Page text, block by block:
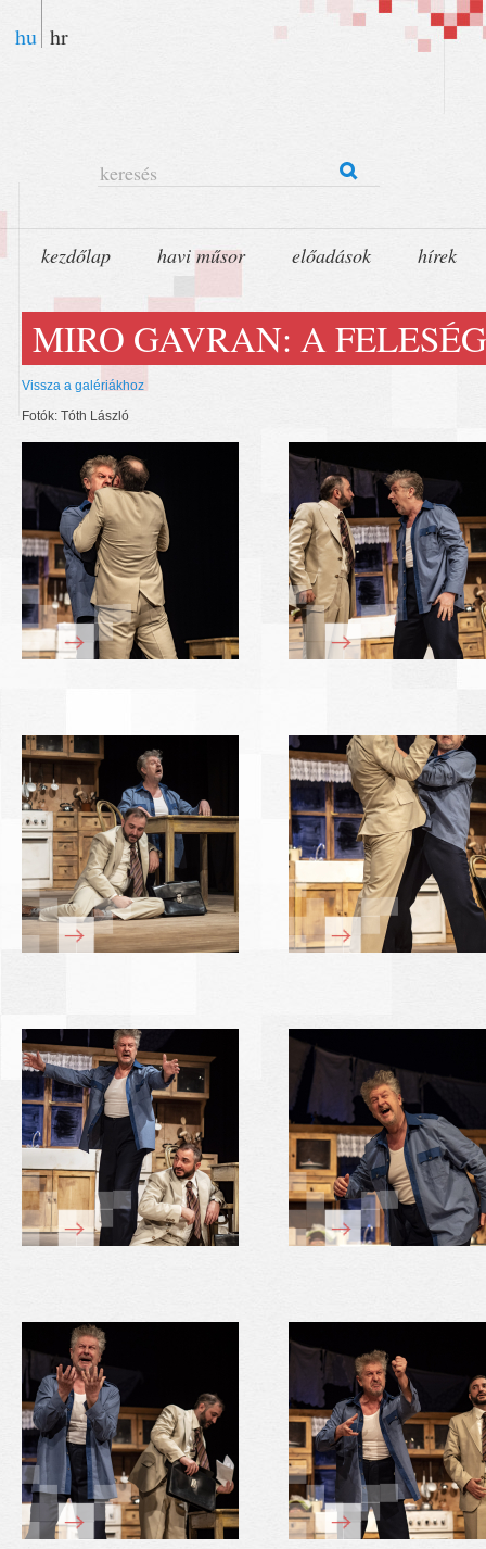
hu hr
keresés
kezdőlap havi műsor előadások hírek
MIRO GAVRAN: A
Vissza a galériákhoz
Fotók: Tóth László